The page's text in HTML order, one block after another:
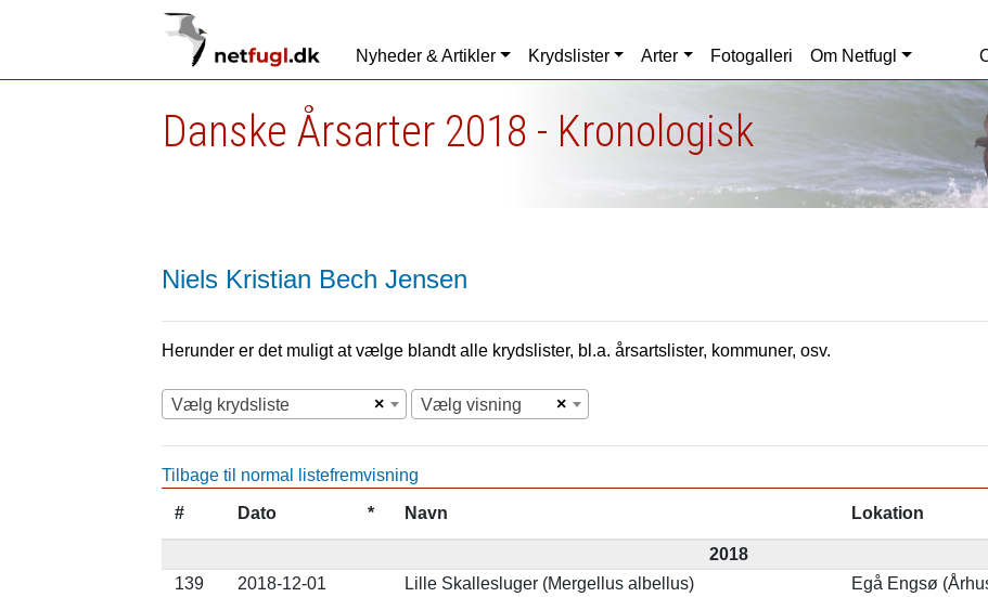
Nyheder & Artikler Krydslister Arter Fotogalleri Om Netfugl
Danske Årsarter 2018 - Kronologisk
Niels Kristian Bech Jensen
Herunder er det muligt at vælge blandt alle krydslister, bl.a. årsartslister, kommuner, osv.
×
Vælg krydsliste ×
Vælg visning
Tilbage til normal listefremvisning
# Dato * Navn Lokation
2018
139
2018-12-01 Lille Skallesluger (Mergellus albellus)
Egå Engsø